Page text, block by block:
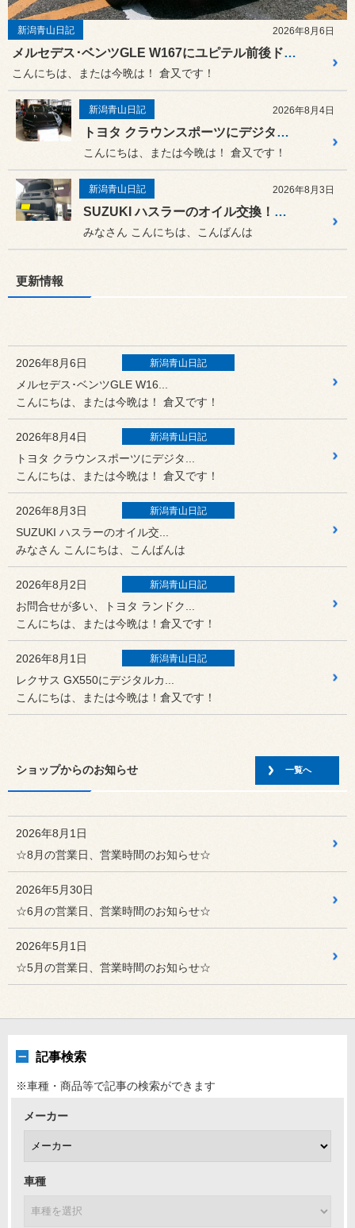
新潟青山日記 2026年8月6日
メルセデス･ベンツGLE W167にユピテル前後ドライブレコーダー＆レーザーレーダー取付！
こんにちは、または今晩は！ 倉又です！
新潟青山日記 2026年8月4日
トヨタ クラウンスポーツにデジタルカーセキュリティ オーサーアラーム IGLA2＋&ステンレススキャナー取付、新潟市でカーセキュリティーのご相談（オーサーアラーム、ユピテル アルゴスD1）はスタイルコクピット新潟青山まで！8月5日は定休日です！！
こんにちは、または今晩は！ 倉又です！
新潟青山日記 2026年8月3日
SUZUKI ハスラーのオイル交換！夏休みのご旅行前に愛車メンテナンスしませんか？
みなさん こんにちは、こんばんは
更新情報
2026年8月6日 新潟青山日記
メルセデス･ベンツGLE W16...
こんにちは、または今晩は！ 倉又です！
2026年8月4日 新潟青山日記
トヨタ クラウンスポーツにデジタ...
こんにちは、または今晩は！ 倉又です！
2026年8月3日 新潟青山日記
SUZUKI ハスラーのオイル交...
みなさん こんにちは、こんばんは
2026年8月2日 新潟青山日記
お問合せが多い、トヨタ ランドク...
こんにちは、または今晩は！倉又です！
2026年8月1日 新潟青山日記
レクサス GX550にデジタルカ...
こんにちは、または今晩は！倉又です！
みなさん こんにちは、こんばんは！
BMW 3シリーズツーリング G...
LMに惚れ込んで、前車にもLMを装着していらっしゃいまし
2026年7月27日 新潟青山日記
NEW ALFA ROMEO G...
こんにちは、または今晩は！倉又です！
ショップからのお知らせ 一覧へ
2026年8月1日
☆8月の営業日、営業時間のお知らせ☆
2026年5月30日
☆6月の営業日、営業時間のお知らせ☆
2026年5月1日
☆5月の営業日、営業時間のお知らせ☆
記事検索
※車種・商品等で記事の検索ができます
メーカー
車種